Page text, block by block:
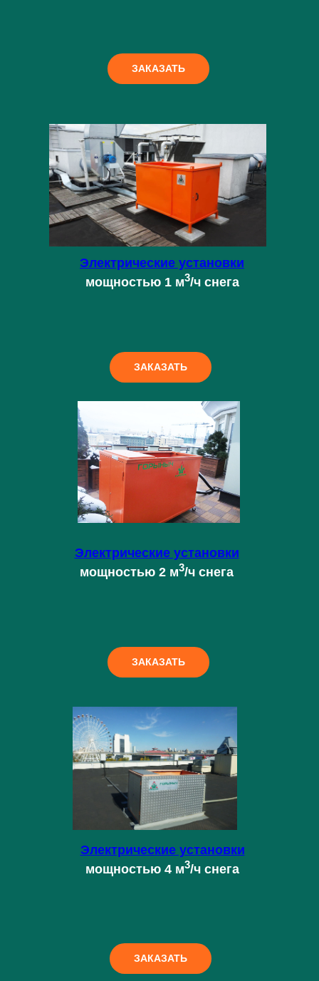
Электрические установки
мощностью 1 м3/ч снега
Электрические установки
мощностью 2 м3/ч снега
Электрические установки
мощностью 4 м3/ч снега
ЗАКАЗАТЬ
ЗАКАЗАТЬ
ЗАКАЗАТЬ
ЗАКАЗАТЬ